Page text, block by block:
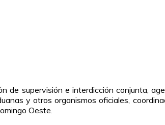
de supervisión e interdicción conjunta,
y otros organismos oficiales,
Oeste.